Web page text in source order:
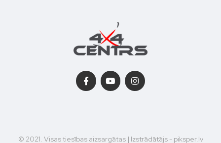
© 2021. Visas tiesības aizsargātas | Izstrādātājs - piksper.lv